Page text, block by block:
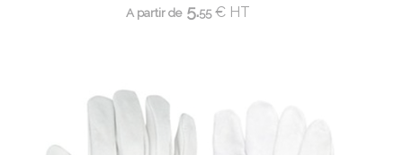
A partir de5.55 € HT